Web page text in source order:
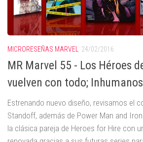
MICRORESEÑAS MARVEL 24/02/2016
MR Marvel 55 - Los Héroes
vuelven con todo;
Estrenando nuevo diseño, revisamos el
Standoff, además de Power Man and
la clásica pareja de Heroes for Hire con